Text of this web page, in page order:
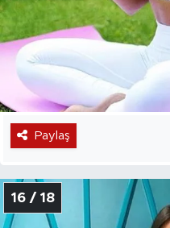
Paylaş
16 / 18